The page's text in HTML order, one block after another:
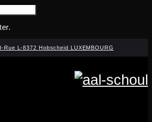
Rue L-8372 Hobscheid LUXEMBOURG